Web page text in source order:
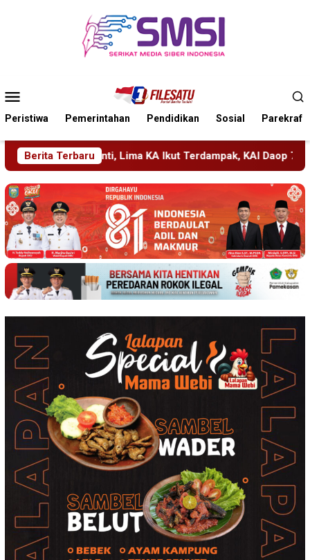
Mobile
Peristiwa Pemerintahan Pendidikan Sosial Parekraf
Berita Terbaru
Ikut Terdampak, KAI Daop 7 Gerak Cepat Pulihkan Layanan